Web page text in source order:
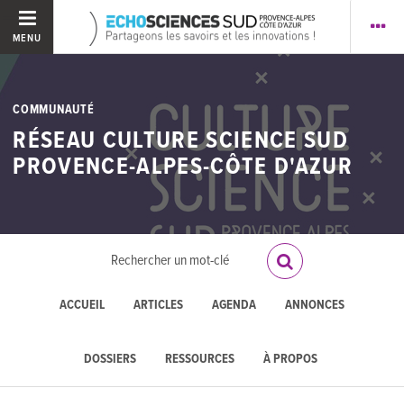
MENU
COMMUNAUTÉ
RÉSEAU CULTURE SCIENCE SUD
PROVENCE-ALPES-CÔTE D'AZUR
ACCUEIL ARTICLES AGENDA ANNONCES
DOSSIERS RESSOURCES À PROPOS